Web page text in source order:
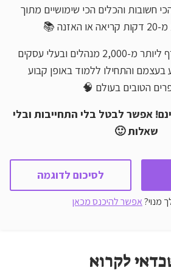
חשובות והכלים הכי שימושיים מתוך
📚
זה בדיוק הזמן להצטרף ליותר מ-2,000 מנהלים ובעלי עסקים
והתחילו ללמוד באופן קבוע
הטובים בעולם 🧠
אפשר לבטל בלי התחייבות ובלי
שאלות 🙂
לסיכום לדוגמה
מנוי?אפשר להיכנס מכאן
לקרוא